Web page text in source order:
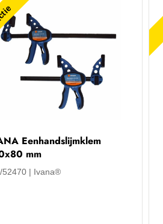
Eenhandslijmklem
mm
52470 Ivana®